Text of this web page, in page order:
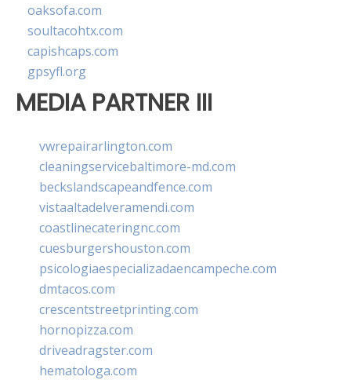
oaksofa.com
soultacohtx.com
capishcaps.com
gpsyfl.org
MEDIA PARTNER III
vwrepairarlington.com
cleaningservicebaltimore-md.com
beckslandscapeandfence.com
vistaaltadelveramendi.com
coastlinecateringnc.com
cuesburgershouston.com
psicologiaespecializadaencampeche.com
dmtacos.com
crescentstreetprinting.com
hornopizza.com
driveadragster.com
hematologa.com